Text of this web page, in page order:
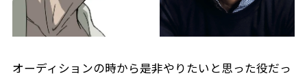
オーディションの時から是非やりたいと思った役だっ